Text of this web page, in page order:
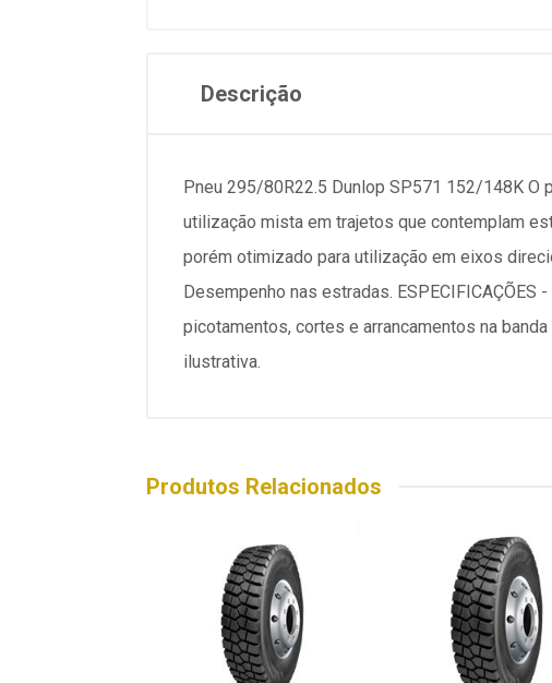
Descrição
Pneu 295/80R22.5 Dunlop SP571 152/148K O
utilização mista em trajetos que contemplam
porém otimizado para utilização em eixos
Desempenho nas estradas.
picotamentos, cortes e arrancamentos na
ilustrativa.
Produtos Relacionados